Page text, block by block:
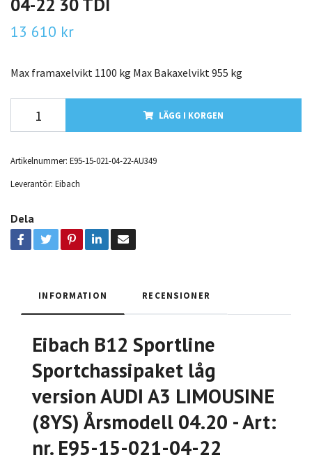
04-22 30 TDI
13 610 kr
Max framaxelvikt 1100 kg Max Bakaxelvikt 955 kg
LÄGG I KORGEN
Artikelnummer: E95-15-021-04-22-AU349
Leverantör: Eibach
Dela
INFORMATION RECENSIONER
Eibach B12 Sportline
Sportchassipaket låg
version AUDI A3 LIMOUSINE
(8YS) Årsmodell 04.20 - Art:
nr. E95-15-021-04-22